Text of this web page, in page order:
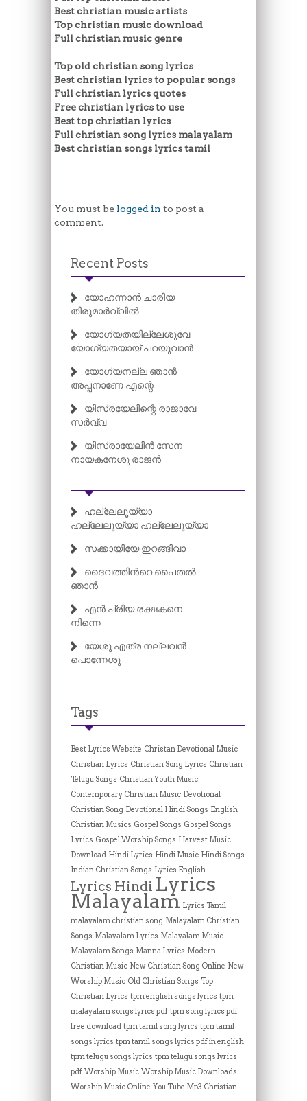
Best christian music artists
Top christian music download
Full christian music genre
Top old christian song lyrics
Best christian lyrics to popular songs
Full christian lyrics quotes
Free christian lyrics to use
Best top christian lyrics
Full christian song lyrics malayalam
Best christian songs lyrics tamil
You must be logged in to post a
comment.
Recent Posts
യോഹന്നാൻ ചാരിയ
തിരുമാർവ്വിൽ
യോഗ്യതയില്ലേശുവേ
യോഗ്യതയായ് പറയുവാൻ
യോഗ്യനല്ല ഞാൻ
അപ്പനാണേ എന്റെ
യിസ്രയേലിന്റെ രാജാവേ
സർവ്വ
യിസ്രായേലിൻ സേന
നായകനേശു രാജൻ
ഹല്ലേലൂയ്യാ
ഹല്ലേലൂയ്യാ ഹല്ലേലൂയ്യാ
സക്കായിയേ ഇറങ്ങിവാ
ദൈവത്തിന്‍റെ പൈതൽ
ഞാൻ
എൻ പ്രിയ രക്ഷകനെ
നിന്നെ
യേശു എത്ര നല്ലവൻ
പൊന്നേശു
Tags
Best Lyrics Website Christan Devotional Music
Christian Lyrics Christian Song Lyrics Christian
Telugu Songs Christian Youth Music
Contemporary Christian Music Devotional
Christian Song Devotional Hindi Songs English
Christian Musics Gospel Songs Gospel Songs
Lyrics Gospel Worship Songs Harvest Music
Download Hindi Lyrics Hindi Music Hindi Songs
Indian Christian Songs Lyrics English
Lyrics Hindi Lyrics
Malayalam Lyrics Tamil
malayalam christian song Malayalam Christian
Songs Malayalam Lyrics Malayalam Music
Malayalam Songs Manna Lyrics Modern
Christian Music New Christian Song Online New
Worship Music Old Christian Songs Top
Christian Lyrics tpm english songs lyrics tpm
malayalam songs lyrics pdf tpm song lyrics pdf
free download tpm tamil song lyrics tpm tamil
songs lyrics tpm tamil songs lyrics pdf in english
tpm telugu songs lyrics tpm telugu songs lyrics
pdf Worship Music Worship Music Downloads
Worship Music Online You Tube Mp3 Christian